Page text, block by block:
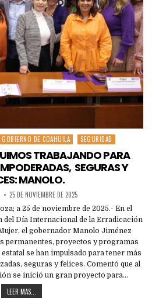
GOBIERNO DE COAHUILA SEGURIDAD
TRABAJANDO PARA
SEGURAS Y
MANOLO.
25 DE NOVIEMBRE DE 2025
a 25 de noviembre de 2025.- En el
del Día Internacional de la Erradicación
el gobernador Manolo Jiménez
permanentes, proyectos y programas
se han impulsado para tener más
seguras y felices. Comentó que al
se inició un gran proyecto para…
LEER MAS...